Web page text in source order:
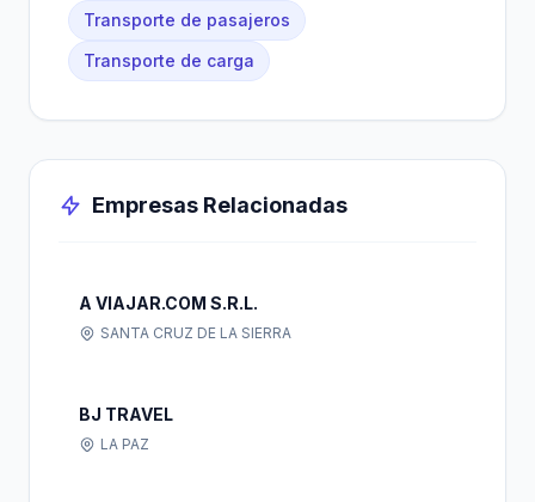
Transporte de pasajeros
Transporte de carga
Empresas Relacionadas
A VIAJAR.COM S.R.L.
SANTA CRUZ DE LA SIERRA
BJ TRAVEL
LA PAZ